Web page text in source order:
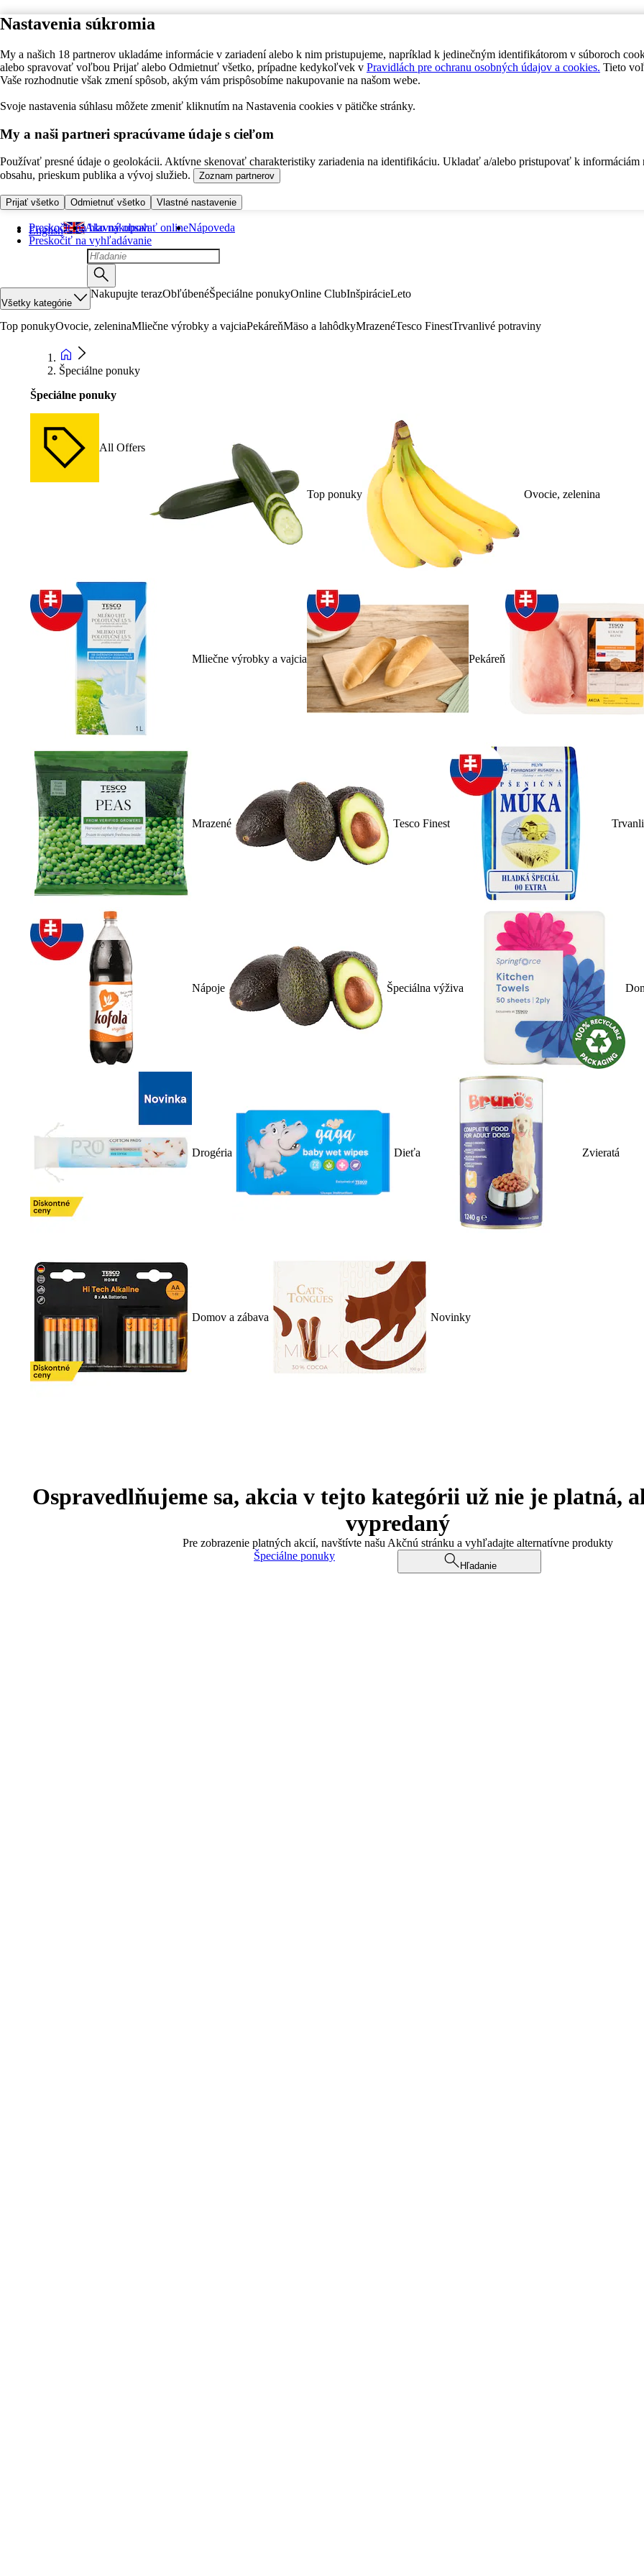
Nastavenia súkromia
My a našich 18 partnerov ukladáme informácie v zariadení alebo k nim pristupujeme, napríklad k jedinečným identifikátorom v súboroch
alebo spravovať voľbou Prijať alebo Odmietnuť všetko, prípadne kedykoľvek v Pravidlách pre ochranu osobných údajov a cookies. Tieto
Vaše rozhodnutie však zmení spôsob, akým vám prispôsobíme nakupovanie na našom webe.
Svoje nastavenia súhlasu môžete zmeniť kliknutím na Nastavenia cookies v pätičke stránky.
My a naši partneri spracúvame údaje s cieľom
Používať presné údaje o geolokácii. Aktívne skenovať charakteristiky zariadenia na identifikáciu. Ukladať a/alebo pristupovať k informáciám
obsahu, prieskum publika a vývoj služieb.
Zoznam partnerov
Prijať všetko Odmietnuť všetko Vlastné nastavenie
Preskočiť na hlavný obsah
Preskočiť na vyhľadávanie
English Ako nakupovať onlineNápoveda
Všetky kategórie
Nakupujte terazObľúbenéŠpeciálne ponukyOnline ClubInšpirácieLeto
Top ponukyOvocie, zeleninaMliečne výrobky a vajciaPekáreňMäso a lahôdkyMrazenéTesco FinestTrvanlivé potraviny
Špeciálne ponuky
Špeciálne ponuky
All Offers
Top ponuky Ovocie, zelenina
Mliečne výrobky a vajcia Pekáreň
Mrazené Tesco Finest
Nápoje Špeciálna výživa
Drogéria Dieťa Zvieratá
Domov a zábava Novinky
Ospravedlňujeme sa, akcia v tejto kategórii už nie je platná,
vypredaný
Pre zobrazenie platných akcií, navštívte našu Akčnú stránku a vyhľadajte alternatívne produkty
Špeciálne ponuky
Hľadanie